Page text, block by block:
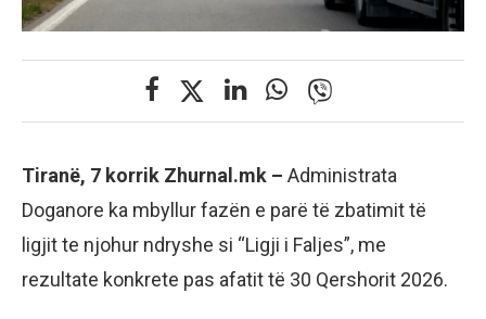
Tiranë, 7 korrik Zhurnal.mk – Administrata
Doganore ka mbyllur fazën e parë të zbatimit të
ligjit te njohur ndryshe si “Ligji i Faljes”, me
rezultate konkrete pas afatit të 30 Qershorit 2026.